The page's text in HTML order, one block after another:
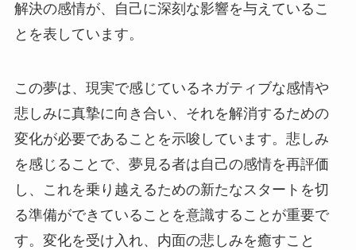
解決の感情が、自己に深刻な影響を与えているこ
とを表しています。
この夢は、現実で感じているネガティブな感情や
悲しみに真摯に向き合い、それを解消するための
変化が必要であることを示唆しています。悲しみ
を感じることで、夢見る者は自己の感情を再評価
し、これを乗り越えるための新たなスタートを切
る準備ができていることを意識することが重要で
す。変化を受け入れ、内面の悲しみを癒すこと